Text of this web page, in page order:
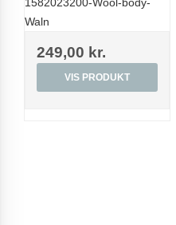
Waln
249,00 kr.
VIS PRODUKT